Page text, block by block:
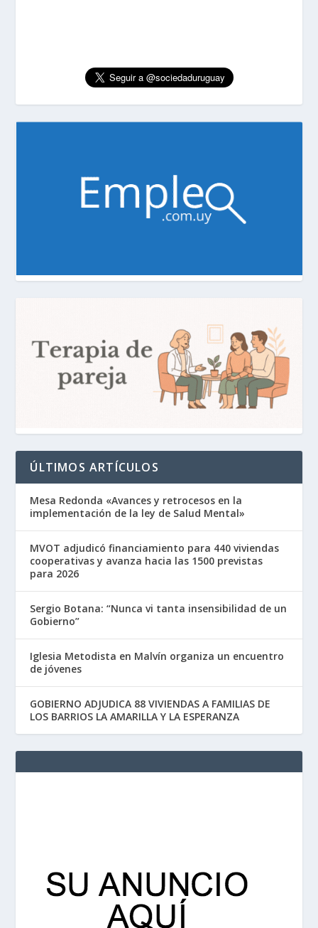
ÚLTIMOS ARTÍCULOS
Mesa Redonda «Avances y retrocesos en la
implementación de la ley de Salud Mental»
MVOT adjudicó financiamiento para 440 viviendas
cooperativas y avanza hacia las 1500 previstas
para 2026
Sergio Botana: “Nunca vi tanta insensibilidad de un
Gobierno”
Iglesia Metodista en Malvín organiza un encuentro
de jóvenes
GOBIERNO ADJUDICA 88 VIVIENDAS A FAMILIAS DE
LOS BARRIOS LA AMARILLA Y LA ESPERANZA